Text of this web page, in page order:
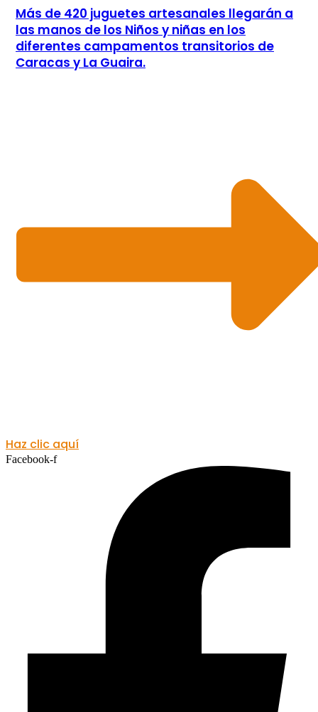
Más de 420 juguetes artesanales llegarán a
las manos de los Niños y niñas en los
diferentes campamentos transitorios de
Caracas y La Guaira.
Haz clic aquí
Facebook-f